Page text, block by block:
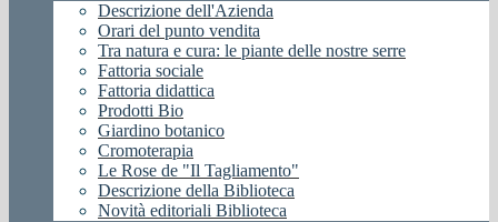
Descrizione dell'Azienda
Orari del punto vendita
Tra natura e cura: le piante delle nostre serre
Fattoria sociale
Fattoria didattica
Prodotti Bio
Giardino botanico
Cromoterapia
Le Rose de "Il Tagliamento"
Descrizione della Biblioteca
Novità editoriali Biblioteca